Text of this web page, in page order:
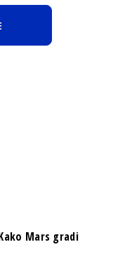
Mars gradi